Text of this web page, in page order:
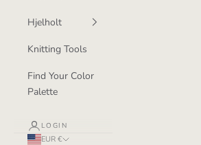
Hjelholt
Knitting Tools
Find Your Color
Palette
LOGIN
EUR €